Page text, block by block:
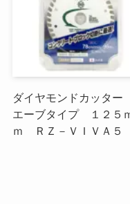
ダイヤモンドカッタ
エーブタイプ １２５
ｍ ＲＺ－ＶＩＶＡ５